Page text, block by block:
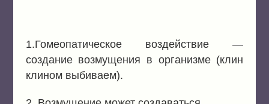
1.Гомеопатическое воздействие —
создание возмущения в организме (клин
клином выбиваем).